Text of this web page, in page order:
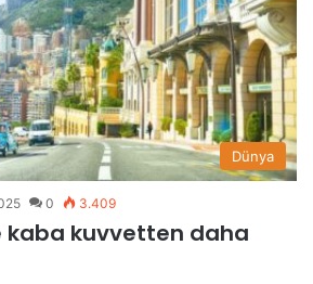
Dünya
0 3.409
kaba kuvvetten daha